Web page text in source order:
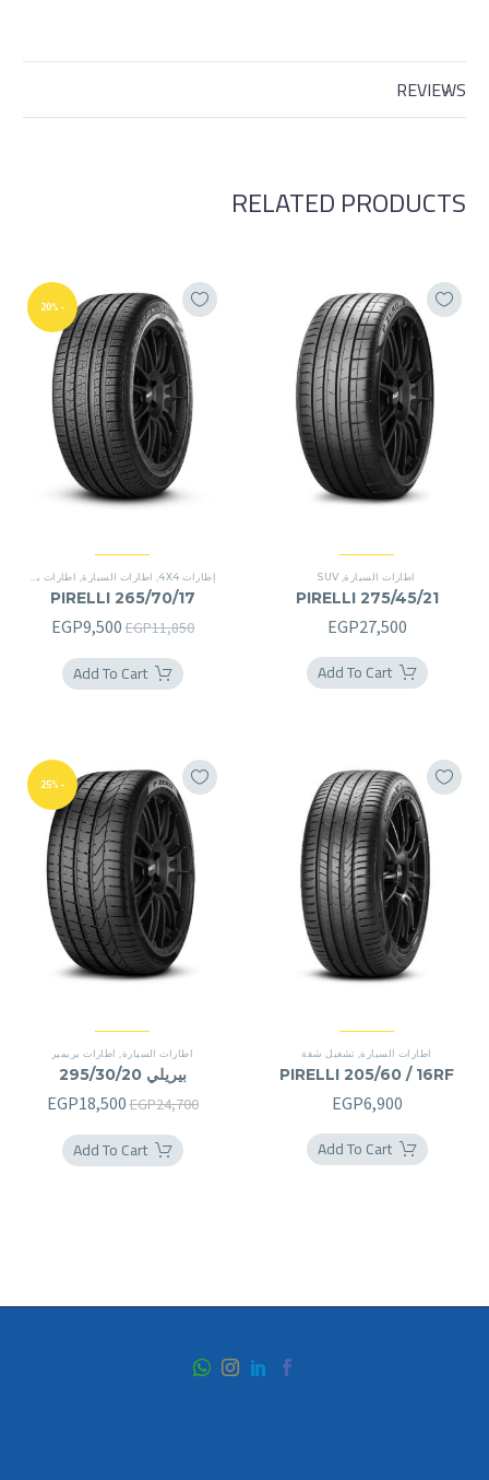
REVIEWS
RELATED PRODUCTS
اطارات السيارة,
SUV
PIRELLI 275/45/21
EGP27,500
Add To Cart
-20%
إطارات 4X4 , اطارات السيارة, اطارات بريمير
PIRELLI 265/70/17
EGP11,850
السعر
هو:
EGP9,500
Add To Cart
اطارات السيارة, تشغيل شقة
PIRELLI 205/60 / 16RF
EGP6,900
Add To Cart
-25%
اطارات السيارة اطارات بريمير
بيريلي 295/30/20
EGP24,700
السعر
الأصلي
هو:
EGP18,500
Add To Cart